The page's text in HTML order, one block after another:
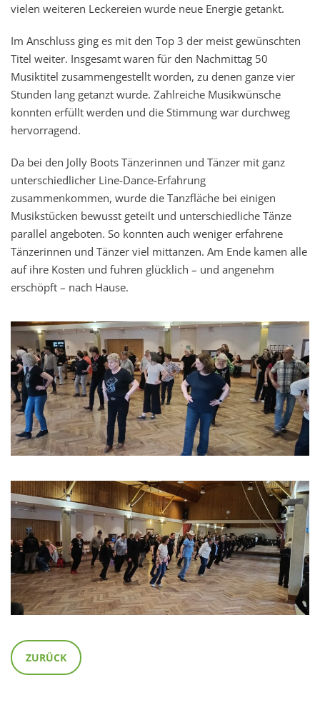
vielen weiteren Leckereien wurde neue Energie getankt.
Im Anschluss ging es mit den Top 3 der meist gewünschten
Titel weiter. Insgesamt waren für den Nachmittag 50
Musiktitel zusammengestellt worden, zu denen ganze vier
Stunden lang getanzt wurde. Zahlreiche Musikwünsche
konnten erfüllt werden und die Stimmung war durchweg
hervorragend.
Da bei den Jolly Boots Tänzerinnen und Tänzer mit ganz
unterschiedlicher Line-Dance-Erfahrung
zusammenkommen, wurde die Tanzfläche bei einigen
Musikstücken bewusst geteilt und unterschiedliche Tänze
parallel angeboten. So konnten auch weniger erfahrene
Tänzerinnen und Tänzer viel mittanzen. Am Ende kamen alle
auf ihre Kosten und fuhren glücklich – und angenehm
erschöpft – nach Hause.
ZURÜCK